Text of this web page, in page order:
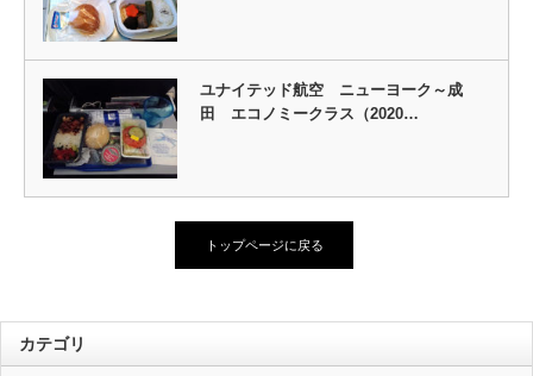
ユナイテッド航空 ニューヨーク～成
田 エコノミークラス（2020…
トップページに戻る
カテゴリ